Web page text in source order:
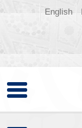
English